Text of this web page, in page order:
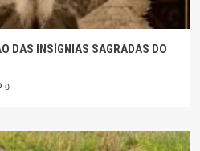
DAS INSÍGNIAS SAGRADAS DO
0